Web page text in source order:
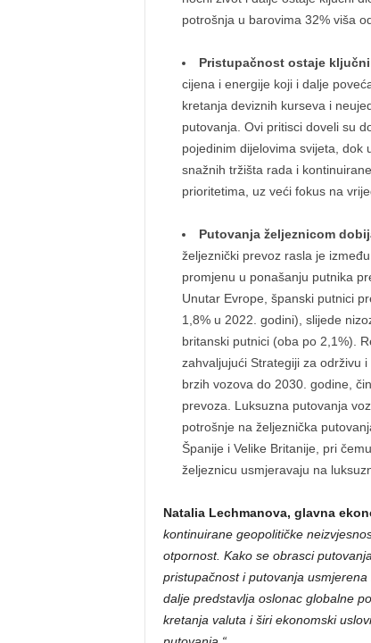
potrošnja u barovima 32% viša
Pristupačnost ostaje
cijena i energije koji i dalje
kretanja deviznih kurseva i
putovanja. Ovi pritisci doveli su
pojedinim dijelovima svijeta, dok
snažnih tržišta rada i
prioritetima, uz veći fokus na
Putovanja željeznicom
željeznički prevoz rasla je
promjenu u ponašanju putnika
Unutar Evrope, španski putnici
1,8% u 2022. godini), slijede
britanski putnici (oba po 2,1%).
zahvaljujući Strategiji za održivu
brzih vozova do 2030. godine,
prevoza. Luksuzna putovanja
potrošnje na željeznička
Španije i Velike Britanije, pri
željeznicu usmjeravaju na
Natalia Lechmanova, glavna
kontinuirane geopolitičke
otpornost. Kako se obrasci
pristupačnost i putovanja
dalje predstavlja oslonac globalne
kretanja valuta i širi ekonomski